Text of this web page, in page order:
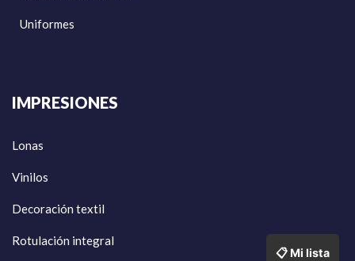
Uniformes
IMPRESIONES
Lonas
Vinilos
Decoración textil
Rotulación integral
📋 Mi lista